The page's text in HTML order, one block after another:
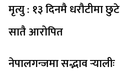
मृत्यु : १३ दिनमै धरौटीमा छुटे
सातै आरोपित
नेपालगन्जमा सद्भाव र्‍यालीः